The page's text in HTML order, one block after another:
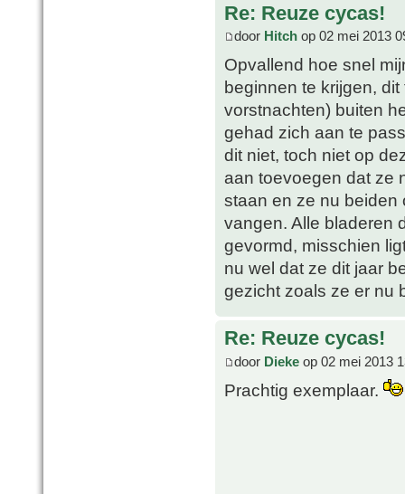
Re: Reuze cycas!
door Hitch op 02 mei 2013
Opvallend hoe snel
beginnen te krijgen,
vorstnachten) buiten
gehad zich aan te
dit niet, toch niet op
aan toevoegen dat ze
staan en ze nu beiden
vangen. Alle bladeren
gevormd, misschien
nu wel dat ze dit jaar
gezicht zoals ze er nu
Re: Reuze cycas!
door Dieke op 02 mei 2013
Prachtig exemplaar.